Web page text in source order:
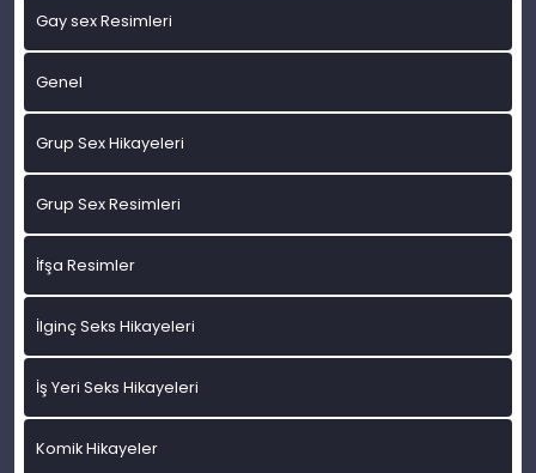
Gay sex Resimleri
Genel
Grup Sex Hikayeleri
Grup Sex Resimleri
İfşa Resimler
İlginç Seks Hikayeleri
İş Yeri Seks Hikayeleri
Komik Hikayeler